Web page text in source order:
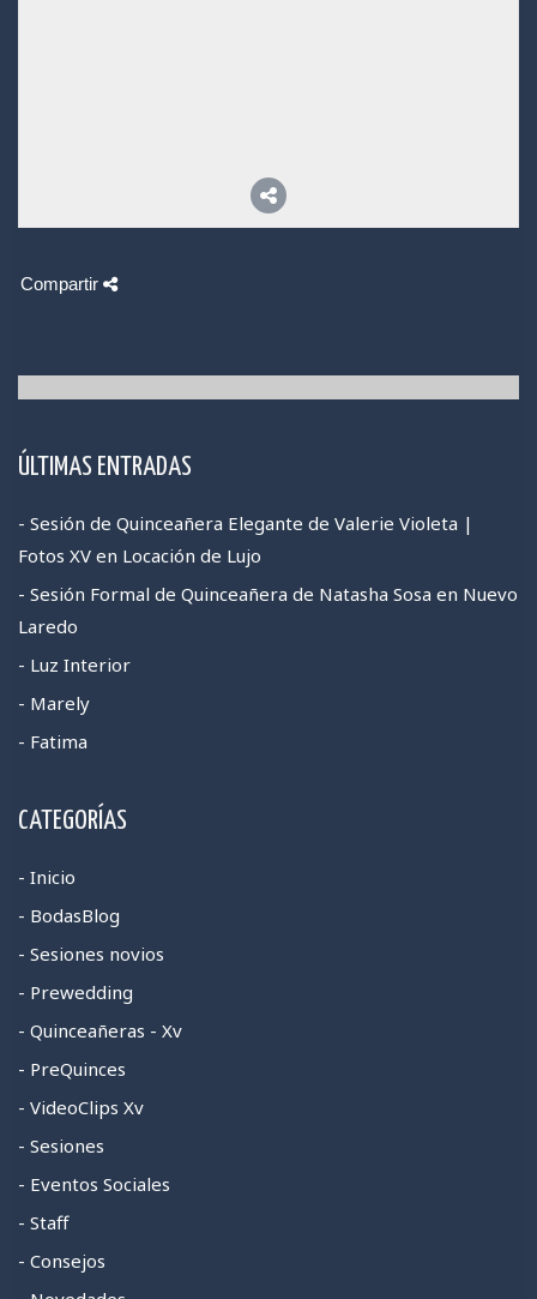
Compartir
ÚLTIMAS ENTRADAS
- Sesión de Quinceañera Elegante de Valerie Violeta |
Fotos XV en Locación de Lujo
- Sesión Formal de Quinceañera de Natasha Sosa en Nuevo
Laredo
- Luz Interior
- Marely
- Fatima
CATEGORÍAS
- Inicio
- BodasBlog
- Sesiones novios
- Prewedding
- Quinceañeras - Xv
- PreQuinces
- VideoClips Xv
- Sesiones
- Eventos Sociales
- Staff
- Consejos